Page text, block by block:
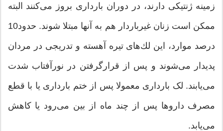
زمینه ژنتیكی دارند، در دوران بارداری بروز می‌کنند البته
ممکن است زنان غیرباردار هم به آنها مبتلا ‌شوند. حدود10
درصد موارد، این لك‌های تیره آهسته و تدریجی در مردان
پدیدار می‌شوند و پس از قرارگرفتن در نورآفتاب شدت
می‌یابند. لک بارداری معمولا پس از ختم بارداری یا با قطع
مصرف داروها پس از چند ماه از بین می‌رود یا كاهش
می‌یابد.